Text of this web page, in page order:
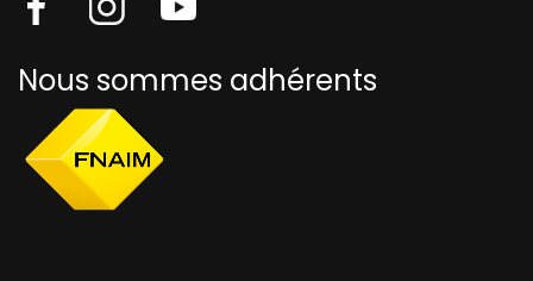
Nous sommes adhérents